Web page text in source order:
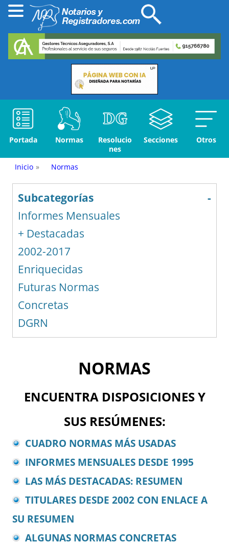
Portada Normas
Resolucio
nes
Secciones Otros
Inicio » Normas
Subcategorías
-
Informes Mensuales
+ Destacadas
2002-2017
Enriquecidas
Futuras Normas
Concretas
DGRN
NORMAS
ENCUENTRA DISPOSICIONES Y
SUS RESÚMENES:
CUADRO NORMAS MÁS USADAS
INFORMES MENSUALES DESDE 1995
LAS MÁS DESTACADAS: RESUMEN
TITULARES DESDE 2002 CON ENLACE A
SU RESUMEN
ALGUNAS NORMAS CONCRETAS